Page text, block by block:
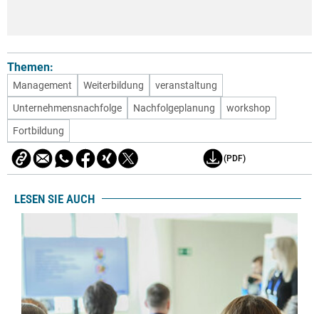
Themen:
Management Weiterbildung
veranstaltung
Unternehmensnachfolge
Nachfolgeplanung
workshop
Fortbildung
(PDF)
LESEN SIE AUCH